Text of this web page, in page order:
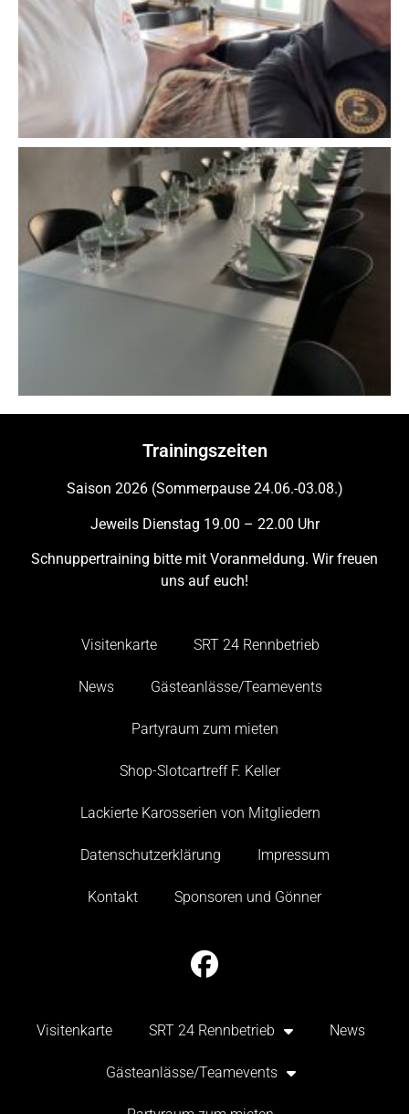
Trainingszeiten
Saison 2026 (Sommerpause 24.06.-03.08.)
Jeweils Dienstag 19.00 – 22.00 Uhr
Schnuppertraining bitte mit Voranmeldung. Wir freuen
uns auf euch!
Visitenkarte SRT 24 Rennbetrieb
News Gästeanlässe/Teamevents
Partyraum zum mieten
Shop-Slotcartreff F. Keller
Lackierte Karosserien von Mitgliedern
Datenschutzerklärung Impressum
Kontakt Sponsoren und Gönner
Visitenkarte SRT 24 Rennbetrieb News
Gästeanlässe/Teamevents